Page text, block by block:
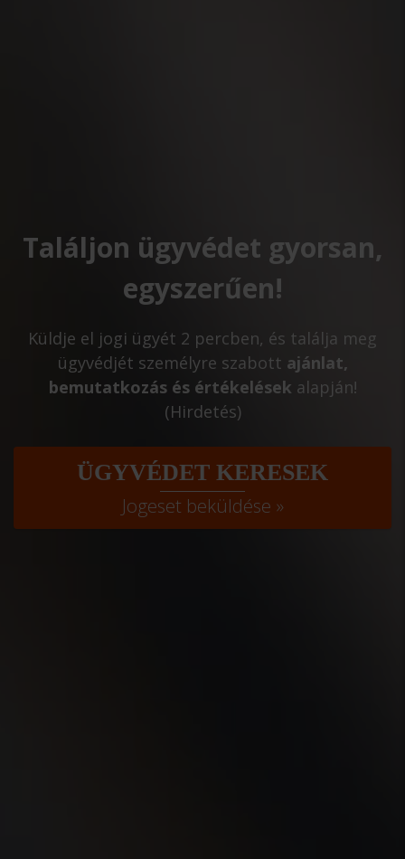
Találjon ügyvédet gyorsan,
egyszerűen!
Küldje el jogi ügyét 2 percben, és találja meg
ügyvédjét személyre szabott ajánlat,
bemutatkozás és értékelések alapján!
(Hirdetés)
ÜGYVÉDET KERESEK
Jogeset beküldése »